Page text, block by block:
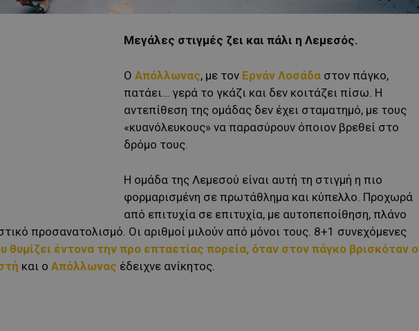
Μεγάλες στιγμές ζει και πάλι η Λεμεσός.
Ο Απόλλωνας, με τον Ερνάν Λοσάδα στον πάγκο,
πατάει… γερά το γκάζι και δεν κοιτάζει πίσω. Η
αντεπίθεση της ομάδας δεν έχει σταματημό, με τους
«κυανόλευκους» να παρασύρουν όποιον βρεθεί στο
δρόμο τους.
Η ομάδα της Λεμεσού είναι αυτή τη στιγμή η πιο
φορμαρισμένη σε πρωτάθλημα και κύπελλο. Προχωρά
από επιτυχία σε επιτυχία, με αυτοπεποίθηση, πλάνο
προσανατολισμό. Οι αριθμοί μιλούν από μόνοι τους. 8+1 συνεχόμενες
θυμίζει έντονα την προ επταετίας πορεία, όταν στον πάγκο βρισκόταν ο
και ο Απόλλωνας έδειχνε ανίκητος.